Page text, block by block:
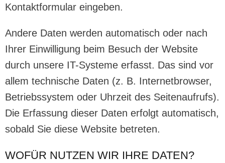
Kontaktformular eingeben.
Andere Daten werden automatisch oder nach
Ihrer Einwilligung beim Besuch der Website
durch unsere IT-Systeme erfasst. Das sind vor
allem technische Daten (z. B. Internetbrowser,
Betriebssystem oder Uhrzeit des Seitenaufrufs).
Die Erfassung dieser Daten erfolgt automatisch,
sobald Sie diese Website betreten.
WOFÜR NUTZEN WIR IHRE DATEN?